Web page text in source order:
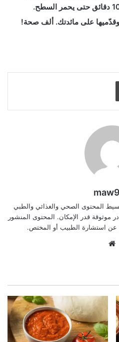
على مائدتك. ألف صحة!
طباعة
المحتوى الصحي والغذائي والطبي
موثوقة قدر الإمكان. المحتوى المنشور
عن استشارة الطبيب أو المختص.